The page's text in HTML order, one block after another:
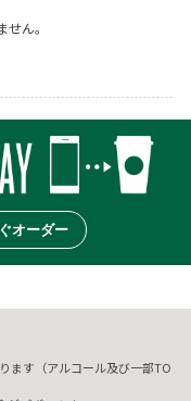
ん。
オーダー
ます（アルコール及び一部TO